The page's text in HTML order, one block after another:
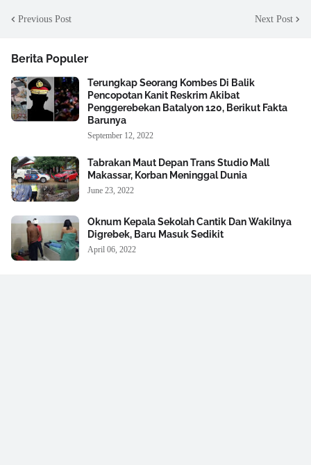
Previous Post Next Post
Berita Populer
Terungkap Seorang Kombes Di Balik
Pencopotan Kanit Reskrim Akibat
Penggerebekan Batalyon 120, Berikut Fakta
Barunya
September 12, 2022
Tabrakan Maut Depan Trans Studio Mall
Makassar, Korban Meninggal Dunia
June 23, 2022
Oknum Kepala Sekolah Cantik Dan Wakilnya
Digrebek, Baru Masuk Sedikit
April 06, 2022